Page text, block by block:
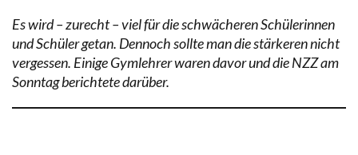
Es wird – zurecht – viel für die schwächeren Schülerinnen
und Schüler getan. Dennoch sollte man die stärkeren nicht
vergessen. Einige Gymlehrer waren davor und die NZZ am
Sonntag berichtete darüber.